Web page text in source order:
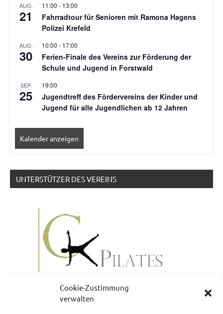
Cookie-Zustimmung
verwalten
AUG.
21
11:00 - 13:00
Fahrradtour für Senioren mit Ramona Hagens
Polizei Krefeld
AUG.
30
10:00 - 17:00
Ferien-Finale des Vereins zur Förderung der
Schule und Jugend in Forstwald
SEP.
25
19:00
Jugendtreff des Fördervereins der Kinder und
Jugend für alle Jugendlichen ab 12 Jahren
Kalender anzeigen
UNTERSTÜTZER DES VEREINS